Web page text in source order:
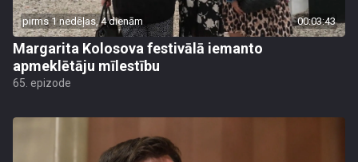
pirms 1 nedēļas, 4 dienām 00:03:43
Margarita Kolosova festivālā iemanto
apmeklētāju mīlestību
65. epizode